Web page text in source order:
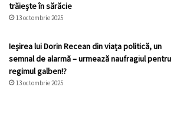
trăiește în sărăcie
13 octombrie 2025
Ieșirea lui Dorin Recean din viața politică, un
semnal de alarmă – urmează naufragiul pentru
regimul galben!?
13 octombrie 2025